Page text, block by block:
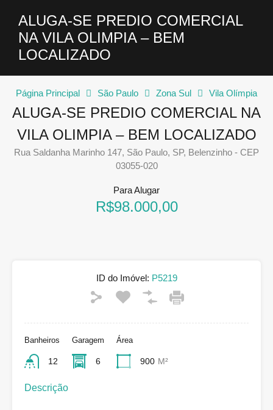
ALUGA-SE PREDIO COMERCIAL
NA VILA OLIMPIA – BEM
LOCALIZADO
Página Principal São Paulo Zona Sul Vila Olímpia
ALUGA-SE PREDIO COMERCIAL NA
VILA OLIMPIA – BEM LOCALIZADO
Rua Saldanha Marinho 147, São Paulo, SP, Belenzinho - CEP
03055-020
Para Alugar
R$98.000,00
ID do Imóvel: P5219
Banheiros
12
Garagem
6
Área
900 M²
Descrição